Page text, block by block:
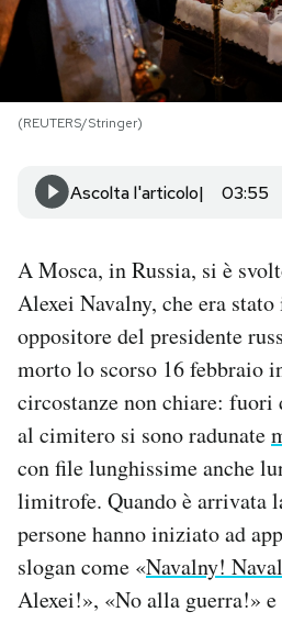
I MIEI PREFERITI
SHOP
CALENDARIO
AREA PERSONALE
Area Personale
Notifiche mobile
Regala il Post
Hai bisogno di aiuto?
Esci
(REUTERS/Stringer)
Ascolta l'articolo 03:55
A Mosca, in Russia, si è
Alexei Navalny, che era
oppositore del presidente
morto lo scorso 16 febbraio
circostanze non chiare: fuori
al cimitero si sono radunate
con file lunghissime anche
limitrofe. Quando è arrivata
persone hanno iniziato ad
slogan come «Navalny!
Alexei!», «No alla guerra!» e